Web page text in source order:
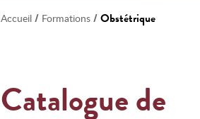
Accueil / Formations /Obstétrique
Catalogue de